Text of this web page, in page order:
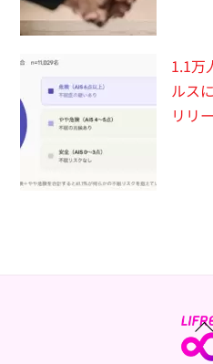
1.1万
ルス
リリ